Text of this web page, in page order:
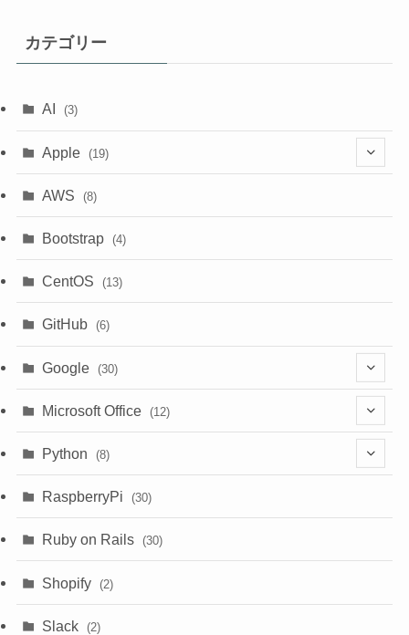
カテゴリー
AI (3)
Apple (19)
(1)
(18)
AWS (8)
Bootstrap (4)
CentOS (13)
GitHub (6)
Google (30)
(6)
(1)
(3)
Microsoft Office (12)
(9)
Python (8)
(1)
RaspberryPi (30)
Ruby on Rails (30)
Shopify (2)
Slack (2)